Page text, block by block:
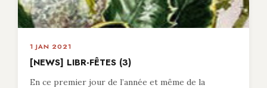
1 JAN 2021
[NEWS] LIBR-FÊTES (3)
En ce premier jour de l’année et même de la